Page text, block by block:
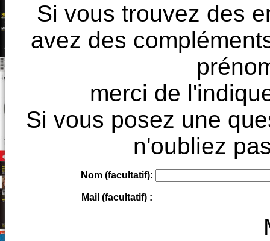
Si vous trouvez des
avez des
merci de
Si vous posez une
n'oubliez
Nom (facultatif):
Mail (facultatif) :